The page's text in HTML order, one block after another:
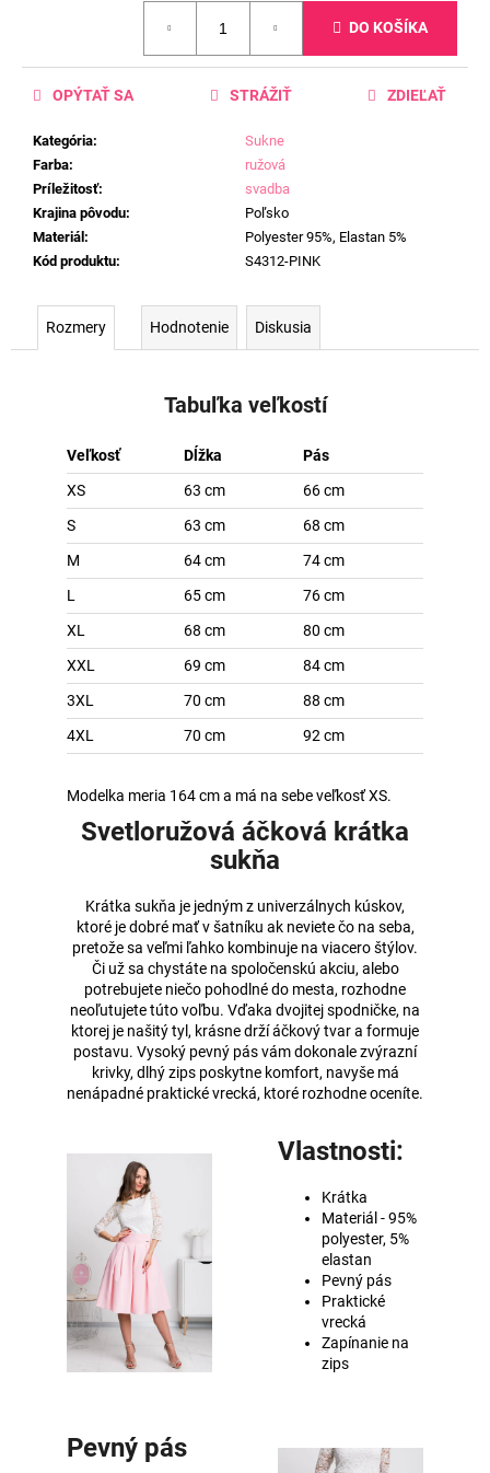
DO KOŠÍKA
Kategória:
Sukne
Farba:
ružová
Príležitosť:
svadba
Krajina pôvodu:
Poľsko
Materiál :
Polyester 95%, Elastan 5%
Kód produktu: S4312-PINK
OPÝTAŤ SA STRÁŽIŤ ZDIEĽAŤ
Rozmery Hodnotenie Diskusia
Tabuľka veľkostí
Veľkosť Dĺžka
Pás
XS
63 cm
66 cm
S
63 cm
68 cm
M
64 cm
74 cm
L
65 cm
76 cm
XL
68 cm
80 cm
XXL
69 cm
84 cm
3XL
70 cm
88 cm
4XL
70 cm 92 cm
Modelka meria 164 cm a má na sebe veľkosť XS.
Svetloružová áčková krátka
sukňa
Krátka sukňa je jedným z univerzálnych kúskov,
ktoré je dobré mať v šatníku ak neviete čo na seba,
pretože sa veľmi ľahko kombinuje na viacero štýlov.
Či už sa chystáte na spoločenskú akciu, alebo
potrebujete niečo pohodlné do mesta, rozhodne
neoľutujete túto voľbu. Vďaka dvojitej spodničke, na
ktorej je našitý tyl, krásne drží áčkový tvar a formuje
postavu. Vysoký pevný pás vám dokonale zvýrazní
krivky, dlhý zips poskytne komfort, navyše má
nenápadné praktické vrecká, ktoré rozhodne oceníte.
Vlastnosti:
Krátka
Materiál - 95%
polyester, 5%
elastan
Pevný pás
Praktické
vrecká
Zapínanie na
zips
Pevný pás